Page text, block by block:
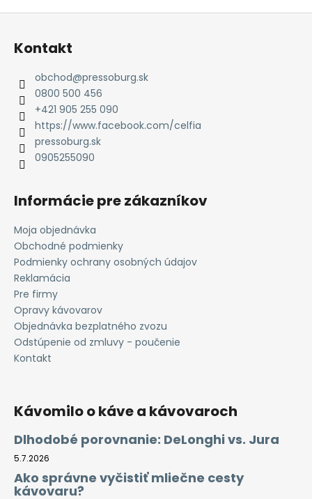
Z
Kontakt
obchod@pressoburg.sk
0800 500 456
+421 905 255 090
https://www.facebook.com/celfia
pressoburg.sk
0905255090
Informácie pre zákazníkov
Moja objednávka
Obchodné podmienky
Podmienky ochrany osobných údajov
Reklamácia
Pre firmy
Opravy kávovarov
Objednávka bezplatného zvozu
Odstúpenie od zmluvy - poučenie
Kontakt
Kávomilo o káve a kávovaroch
Dlhodobé porovnanie: DeLonghi vs. Jura
5.7.2026
Ako správne vyčistiť mliečne cesty
kávovaru?